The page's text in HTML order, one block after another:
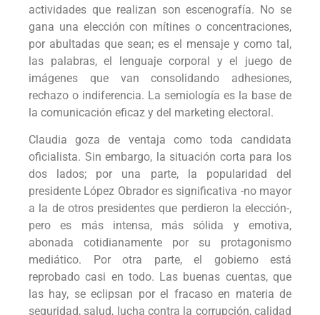
actividades que realizan son escenografía. No se
gana una elección con mítines o concentraciones,
por abultadas que sean; es el mensaje y como tal,
las palabras, el lenguaje corporal y el juego de
imágenes que van consolidando adhesiones,
rechazo o indiferencia. La semiología es la base de
la comunicación eficaz y del marketing electoral.
Claudia goza de ventaja como toda candidata
oficialista. Sin embargo, la situación corta para los
dos lados; por una parte, la popularidad del
presidente López Obrador es significativa -no mayor
a la de otros presidentes que perdieron la elección-,
pero es más intensa, más sólida y emotiva,
abonada cotidianamente por su protagonismo
mediático. Por otra parte, el gobierno está
reprobado casi en todo. Las buenas cuentas, que
las hay, se eclipsan por el fracaso en materia de
seguridad, salud, lucha contra la corrupción, calidad